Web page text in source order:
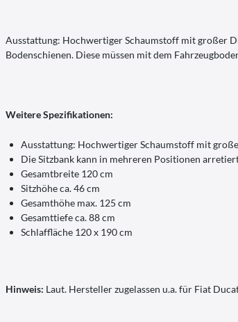
Ausstattung: Hochwertiger Schaumstoff mit großer
Bodenschienen. Diese müssen mit dem
Weitere Spezifikationen:
Ausstattung: Hochwertiger Schaumstoff mit
Die Sitzbank kann in mehreren Positionen
Gesamtbreite 120 cm
Sitzhöhe ca. 46 cm
Gesamthöhe max. 125 cm
Gesamttiefe ca. 88 cm
Schlaffläche 120 x 190 cm
Hinweis: Laut. Hersteller zugelassen u.a. für Fiat